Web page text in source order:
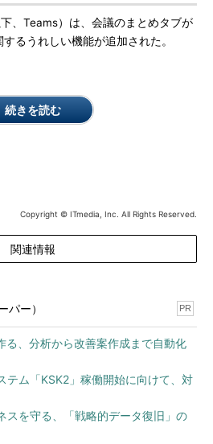
、Teams）は、会議のまとめタブが
るうれしい機能が追加された。
続きを読む
Copyright © ITmedia, Inc. All Rights Reserved.
関連情報
パー） PR
る、分析から改善案作成まで自動化
テム「KSK2」稼働開始に向けて、対
スを守る、「戦略的データ復旧」の